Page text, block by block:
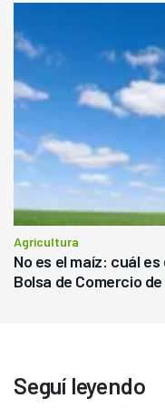
Agricultura
No es el maíz: cuál
Bolsa de Comercio
Seguí leyendo